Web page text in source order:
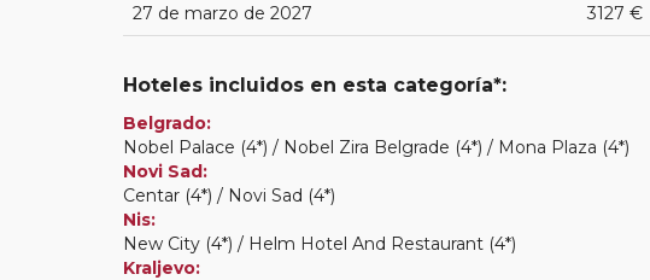
27 de marzo de 2027 3127 €
Hoteles incluidos en esta categoría*:
Belgrado:
Nobel Palace (4*) / Nobel Zira Belgrade (4*) / Mona Plaza (4*)
Novi Sad:
Centar (4*) / Novi Sad (4*)
Nis:
New City (4*) / Helm Hotel And Restaurant (4*)
Kraljevo: